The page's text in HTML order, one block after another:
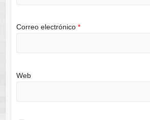
Correo electrónico *
Web